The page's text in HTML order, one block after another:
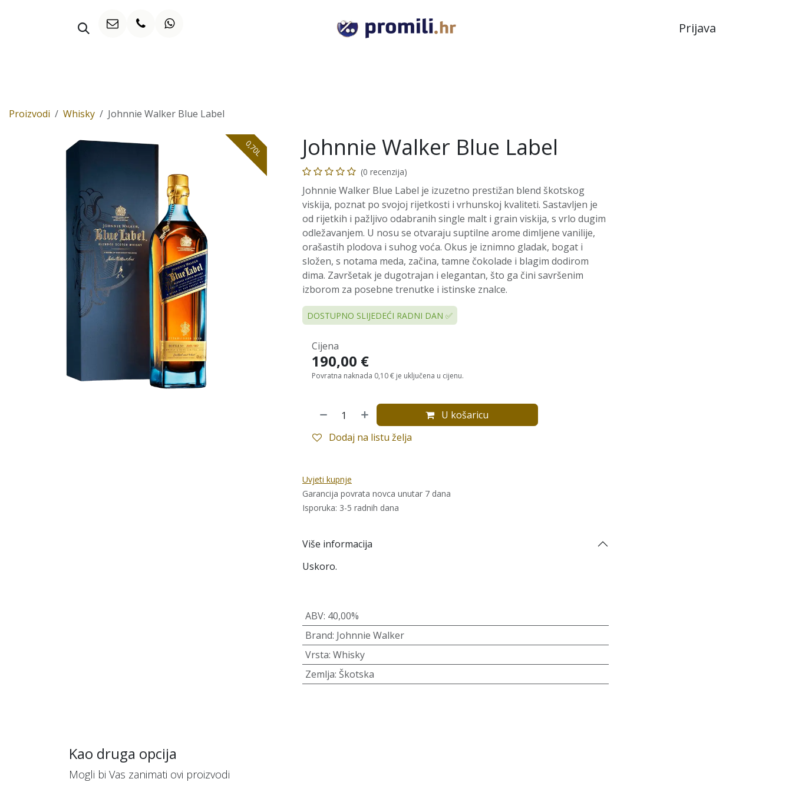
Prijava
Proizvodi Whisky Johnnie Walker Blue Label
0,70L Johnnie Walker Blue Label
(0 recenzija)
Johnnie Walker Blue Label je izuzetno prestižan blend škotskog
viskija, poznat po svojoj rijetkosti i vrhunskoj kvaliteti. Sastavljen je
od rijetkih i pažljivo odabranih single malt i grain viskija, s vrlo dugim
odležavanjem. U nosu se otvaraju suptilne arome dimljene vanilije,
orašastih plodova i suhog voća. Okus je iznimno gladak, bogat i
složen, s notama meda, začina, tamne čokolade i blagim dodirom
dima. Završetak je dugotrajan i elegantan, što ga čini savršenim
izborom za posebne trenutke i istinske znalce.
DOSTUPNO SLIJEDEĆI RADNI DAN ✅
U košaricu
Dodaj na listu želja
Cijena
190,00 €
Povratna naknada 0,10 € je uključena u cijenu.
Uvjeti kupnje
Garancija povrata novca unutar 7 dana
Isporuka: 3-5 radnih dana
Više informacija
Uskoro.
ABV: 40,00%
Brand: Johnnie Walker
Vrsta: Whisky
Zemlja: Škotska
Kao druga opcija
Mogli bi Vas zanimati ovi proizvodi